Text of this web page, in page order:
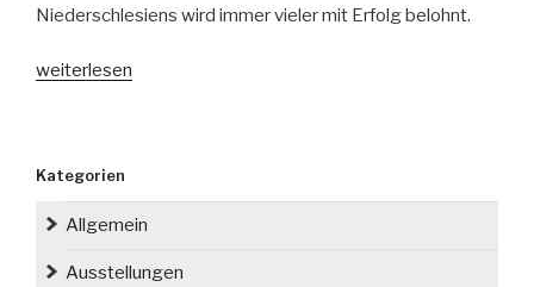
Niederschlesiens wird immer vieler mit Erfolg belohnt.
„Die
regionale
Spezialität
Chełmsko
weiterlesen
Kategorien
Allgemein
Ausstellungen